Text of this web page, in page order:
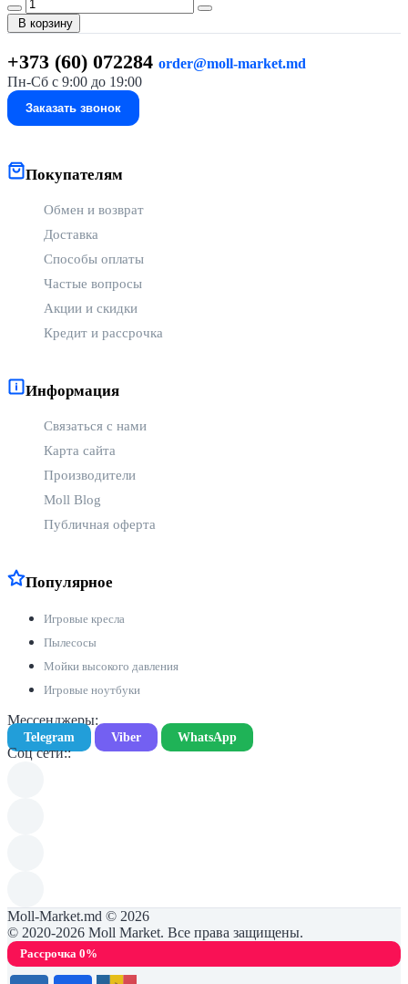
В корзину
+373 (60) 072284 order@moll-market.md
Пн-Сб с 9:00 до 19:00
Заказать звонок
Покупателям
Обмен и возврат
Доставка
Способы оплаты
Частые вопросы
Акции и скидки
Кредит и рассрочка
Информация
Связаться с нами
Карта сайта
Производители
Moll Blog
Публичная оферта
Популярное
Игровые кресла
Пылесосы
Мойки высокого давления
Игровые ноутбуки
Мессенджеры:
Telegram Viber WhatsApp
Соц сети::
Moll-Market.md © 2026
© 2020-2026 Moll Market. Все права защищены.
Рассрочка 0%